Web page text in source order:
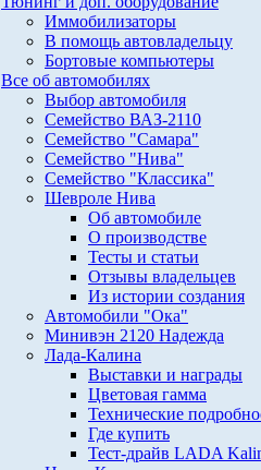
Иммобилизаторы
В помощь автовладельцу
Бортовые компьютеры
Все об автомобилях
Выбор автомобиля
Семейство ВАЗ-2110
Семейство "Самара"
Семейство "Нива"
Семейство "Классика"
Шевроле Нива
Об автомобиле
О производстве
Тесты и статьи
Отзывы владельцев
Из истории создания
Автомобили "Ока"
Минивэн 2120 Надежда
Лада-Калина
Выставки и награды
Цветовая гамма
Технические
Где купить
Тест-драйв LADA